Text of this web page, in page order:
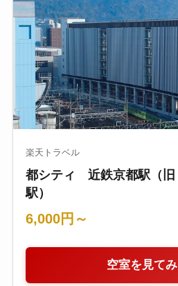
楽天トラベル
都シティ 近鉄京都駅（旧
駅）
6,000円～
空室を見て